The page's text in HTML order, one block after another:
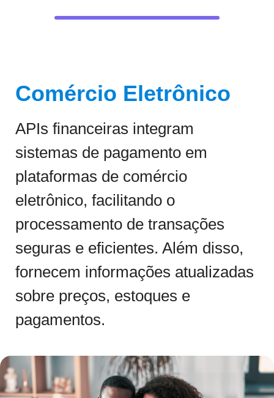
Comércio Eletrônico
APIs financeiras integram
sistemas de pagamento em
plataformas de comércio
eletrônico, facilitando o
processamento de transações
seguras e eficientes. Além disso,
fornecem informações atualizadas
sobre preços, estoques e
pagamentos.